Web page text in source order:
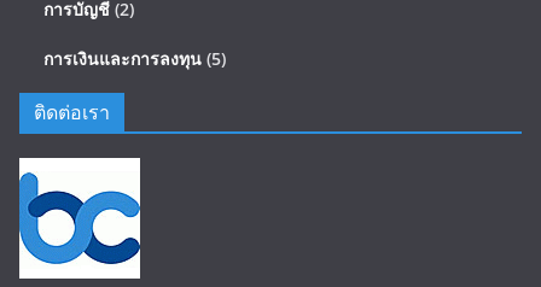
การบัญชี (2)
การเงินและการลงทุน (5)
ติดต่อเรา